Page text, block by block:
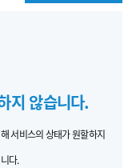
지 않습니다.
서비스의 상태가 원할하지
다.